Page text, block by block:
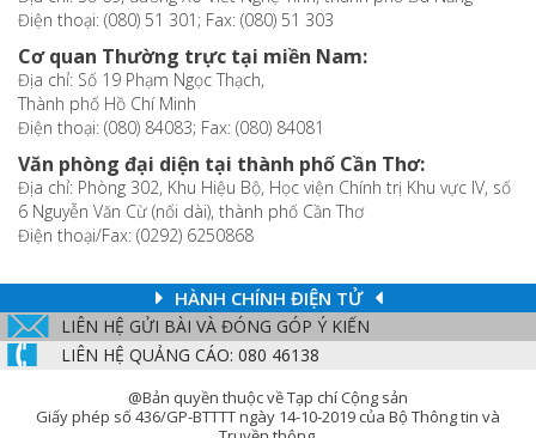
Điện thoại: (080) 51 301; Fax: (080) 51 303
Cơ quan Thường trực tại miền Nam:
Địa chỉ: Số 19 Phạm Ngọc Thạch,
Thành phố Hồ Chí Minh
Điện thoại: (080) 84083; Fax: (080) 84081
Văn phòng đại diện tại thành phố Cần Thơ:
Địa chỉ: Phòng 302, Khu Hiệu Bộ, Học viện Chính trị Khu vực IV, số
6 Nguyễn Văn Cừ (nối dài), thành phố Cần Thơ
Điện thoại/Fax: (0292) 6250868
HÀNH CHÍNH ĐIỆN TỬ
LIÊN HỆ GỬI BÀI VÀ ĐÓNG GÓP Ý KIẾN
LIÊN HỆ QUẢNG CÁO: 080 46138
@Bản quyền thuộc về Tạp chí Cộng sản
Giấy phép số 436/GP-BTTTT ngày 14-10-2019 của Bộ Thông tin và